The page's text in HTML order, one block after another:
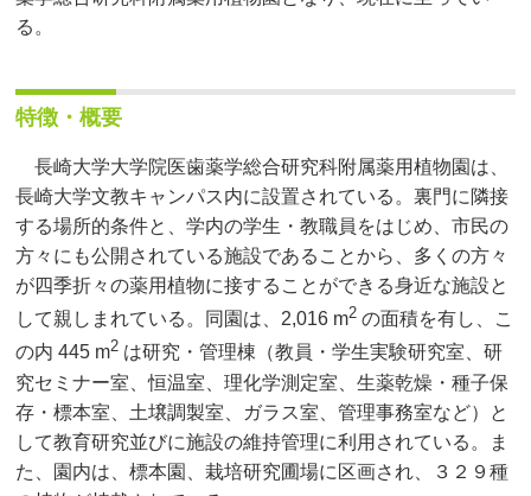
る。
特徴・概要
長崎大学大学院医歯薬学総合研究科附属薬用植物園は、
長崎大学文教キャンパス内に設置されている。裏門に隣接
する場所的条件と、学内の学生・教職員をはじめ、市民の
方々にも公開されている施設であることから、多くの方々
が四季折々の薬用植物に接することができる身近な施設と
して親しまれている。同園は、2,016 m2 の面積を有し、こ
の内 445 m2 は研究・管理棟（教員・学生実験研究室、研
究セミナー室、恒温室、理化学測定室、生薬乾燥・種子保
存・標本室、土壌調製室、ガラス室、管理事務室など）と
して教育研究並びに施設の維持管理に利用されている。ま
た、園内は、標本園、栽培研究圃場に区画され、３２９種